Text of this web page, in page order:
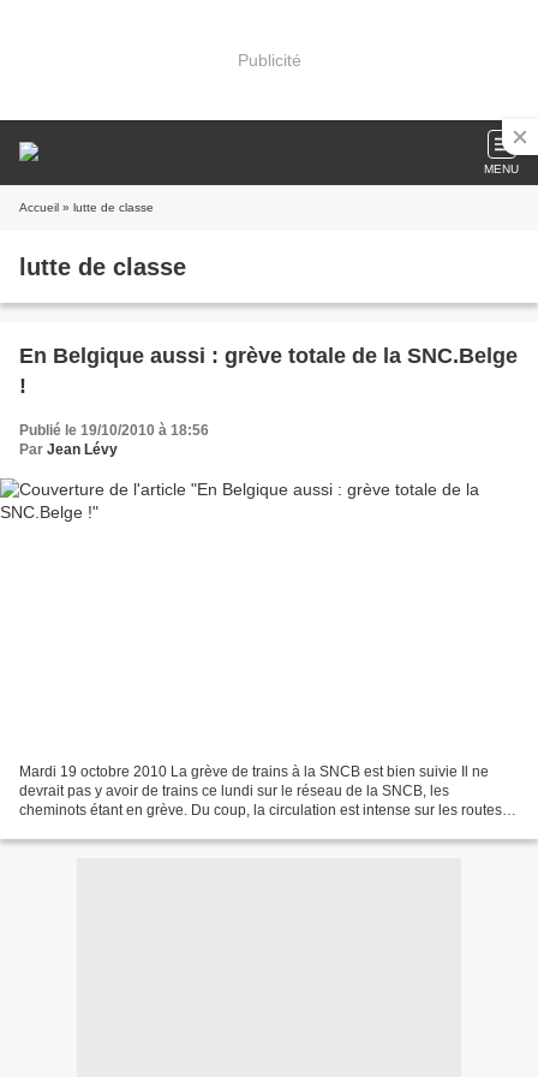
Publicité
MENU
Accueil » lutte de classe
lutte de classe
En Belgique aussi : grève totale de la SNC.Belge
!
Publié le 19/10/2010 à 18:56
Par Jean Lévy
Mardi 19 octobre 2010 La grève de trains à la SNCB est bien suivie Il ne
devrait pas y avoir de trains ce lundi sur le réseau de la SNCB, les
cheminots étant en grève. Du coup, la circulation est intense sur les routes.